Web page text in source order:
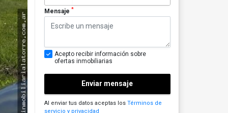
Mensaje *
Acepto recibir información sobre
ofertas inmobiliarias
Enviar mensaje
Al enviar tus datos aceptas los Términos de
servicio y privacidad